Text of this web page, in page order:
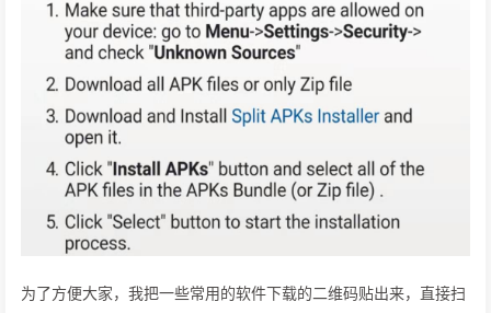
为了方便大家，我把一些常用的软件下载的二维码贴出来，直接扫